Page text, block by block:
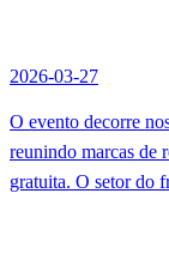
2026-03-27
O evento decorre
reunindo marcas de
gratuita. O setor do